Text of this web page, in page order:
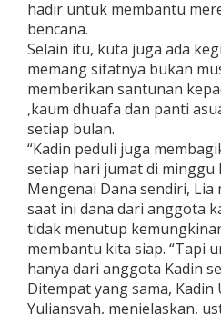
hadir untuk membantu
bencana.
Selain itu, kuta juga ada
memang sifatnya bukan
memberikan santunan
,kaum dhuafa dan panti
setiap bulan.
“Kadin peduli juga
setiap hari jumat di minggu
Mengenai Dana sendiri,
saat ini dana dari anggota
tidak menutup
membantu kita siap. “Tapi
hanya dari anggota Kadin
Ditempat yang sama,
Yuliansyah, menjelaskan,